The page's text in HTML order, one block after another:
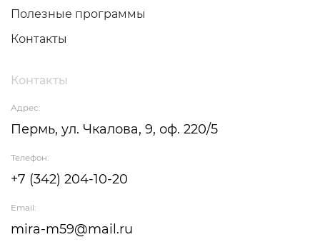
Полезные программы
Контакты
Контакты
Адрес:
Пермь, ул. Чкалова, 9, оф. 220/5
Телефон:
+7 (342) 204-10-20
Email:
mira-m59@mail.ru